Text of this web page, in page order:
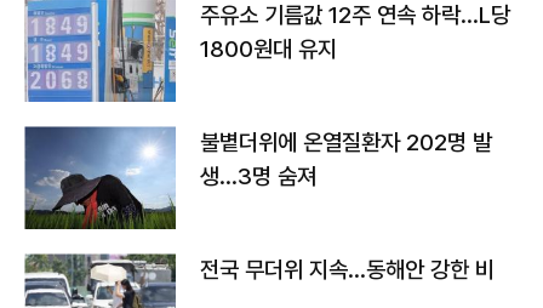
주유소 기름값 12주 연속 하락…L당
1800원대 유지
불볕더위에 온열질환자 202명 발
생…3명 숨져
전국 무더위 지속…동해안 강한 비